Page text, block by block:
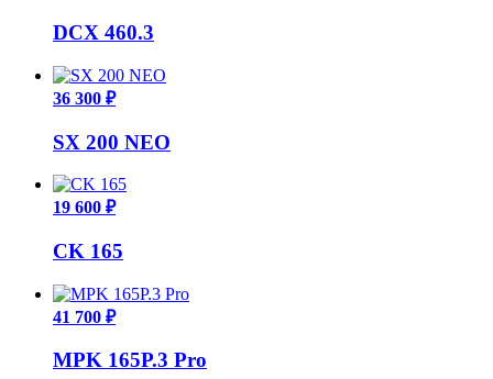
DCX 460.3
36 300 ₽
SX 200 NEO
19 600 ₽
CK 165
41 700 ₽
MPK 165P.3 Pro